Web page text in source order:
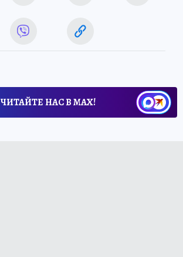
ЧИТАЙТЕ НАС В МАХ!